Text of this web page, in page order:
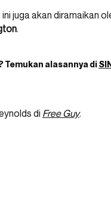
juga akan diramaikan
.
Temukan alasannya di
di Free Guy.